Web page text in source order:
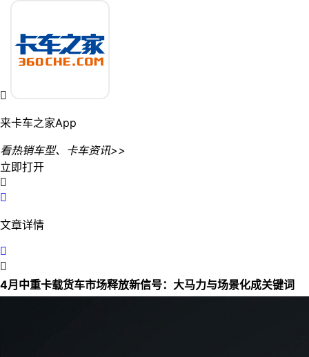

来卡车之家App
看热销车型、卡车资讯>>
立即打开


文章详情


4月中重卡载货车市场释放新信号：大马力与场景化成关键词